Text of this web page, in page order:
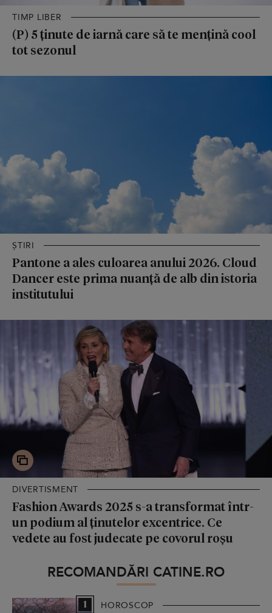
TIMP LIBER
(P) 5 ținute de iarnă care să te mențină cool
tot sezonul
ȘTIRI
Pantone a ales culoarea anului 2026. Cloud
Dancer este prima nuanță de alb din istoria
institutului
DIVERTISMENT
Fashion Awards 2025 s-a transformat într-
un podium al ținutelor excentrice. Ce
vedete au fost judecate pe covorul roșu
RECOMANDĂRI CATINE.RO
1 HOROSCOP